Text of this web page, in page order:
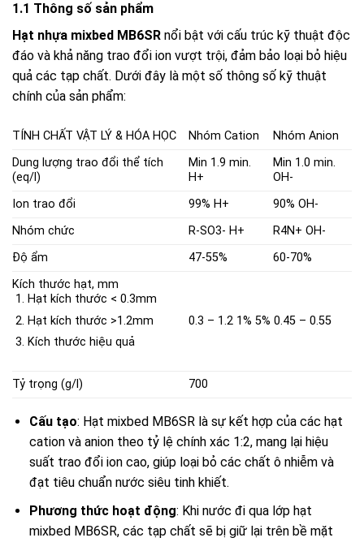
1.1 Thông số sản phẩm
Hạt nhựa mixbed MB6SR nổi bật với cấu trúc kỹ thuật độc
đáo và khả năng trao đổi ion vượt trội, đảm bảo loại bỏ hiệu
quả các tạp chất. Dưới đây là một số thông số kỹ thuật
chính của sản phẩm:
TÍNH CHẤT VẬT LÝ & HÓA HỌC Nhóm Cation
Nhóm Anion
Dung lượng trao đổi thể tích
(eq/l)
Min 1.9 min.
H+
Min 1.0 min.
OH-
Ion trao đổi
99% H+
90% OH-
Nhóm chức
R-SO3- H+
R4N+ OH-
Độ ẩm
47-55%
60-70%
Kích thước hạt, mm
Hạt kích thước < 0.3mm
Hạt kích thước >1.2mm
Kích thước hiệu quả
0.3 – 1.2 1% 5% 0.45 – 0.55
Tỷ trọng (g/l) 700
Cấu tạo: Hạt mixbed MB6SR là sự kết hợp của các hạt
cation và anion theo tỷ lệ chính xác 1:2, mang lại hiệu
suất trao đổi ion cao, giúp loại bỏ các chất ô nhiễm và
đạt tiêu chuẩn nước siêu tinh khiết.
Phương thức hoạt động: Khi nước đi qua lớp hạt
mixbed MB6SR, các tạp chất sẽ bị giữ lại trên bề mặt